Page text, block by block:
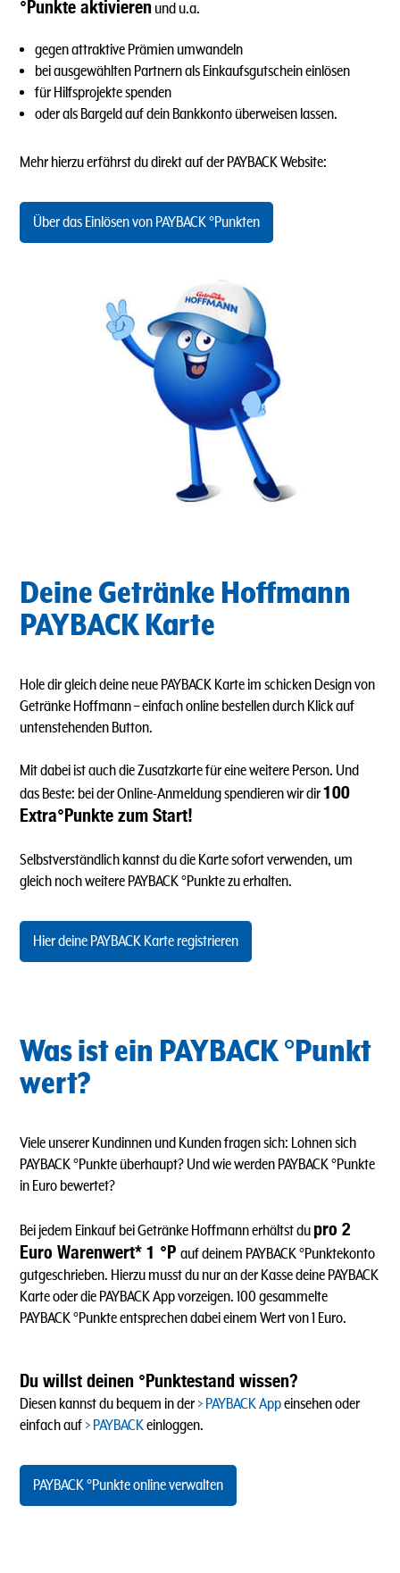
°Punkte aktivieren und u.a.
gegen attraktive Prämien umwandeln
bei ausgewählten Partnern als Einkaufsgutschein einlösen
für Hilfsprojekte spenden
oder als Bargeld auf dein Bankkonto überweisen lassen.
Mehr hierzu erfährst du direkt auf der PAYBACK Website:
Über das Einlösen von PAYBACK °Punkten
Deine Getränke Hoffmann
PAYBACK Karte
Hole dir gleich deine neue PAYBACK Karte im schicken Design von
Getränke Hoffmann – einfach online bestellen durch Klick auf
untenstehenden Button.
Mit dabei ist auch die Zusatzkarte für eine weitere Person. Und
das Beste: bei der Online-Anmeldung spendieren wir dir100
Extra°Punkte zum Start!
Selbstverständlich kannst du die Karte sofort verwenden, um
gleich noch weitere PAYBACK °Punkte zu erhalten.
Hier deine PAYBACK Karte registrieren
Was ist ein PAYBACK °Punkt
wert?
Viele unserer Kundinnen und Kunden fragen sich: Lohnen sich
PAYBACK °Punkte überhaupt? Und wie werden PAYBACK °Punkte
in Euro bewertet?
Bei jedem Einkauf bei Getränke Hoffmann erhältst du pro 2
Euro Warenwert* 1 °P auf deinem PAYBACK °Punktekonto
gutgeschrieben. Hierzu musst du nur an der Kasse deine PAYBACK
Karte oder die PAYBACK App vorzeigen. 100 gesammelte
PAYBACK °Punkte entsprechen dabei einem Wert von 1 Euro.
Du willst deinen °Punktestand wissen?
Diesen kannst du bequem in der PAYBACK Appeinsehen oder
einfach auf
PAYBACKeinloggen.
PAYBACK °Punkte online verwalten